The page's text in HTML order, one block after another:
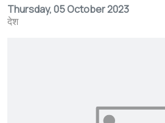
Thursday, 05 October 2023
देश